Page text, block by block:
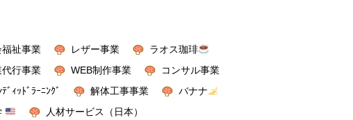
福祉事業 レザー事業
ラオス珈琲
代行事業
WEB制作事業
コンサル事業
ﾃﾞｨｯﾄﾞﾗｰﾆﾝｸﾞ
解体工事事業
バナナ
人材サービス（日本）